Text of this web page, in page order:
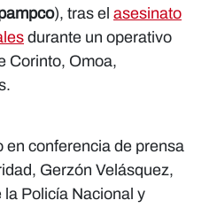
), tras el asesinato
durante un operativo
Corinto, Omoa,
en conferencia de prensa
Gerzón Velásquez,
la Policía Nacional y